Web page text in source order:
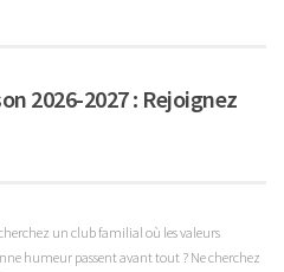
2026-2027 : Rejoignez
un club familial où les valeurs
humeur passent avant tout ? Ne cherchez